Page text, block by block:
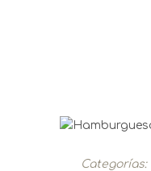
Categorías: